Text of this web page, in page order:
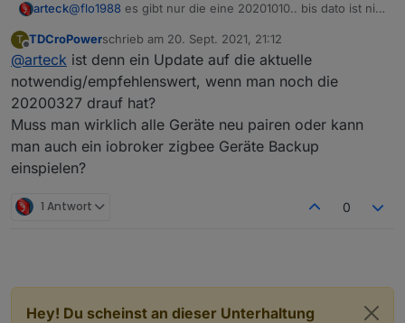
Ergo sollte die FW von Jethome-ru für den Stick von
Arteck funktionieren :man-shrugging:
Wenn ja, wäre die USB Firmware die passende?
arteck@flo1988 es gibt nur die eine 20201010.. bis dato ist nix
diese istauch wenn die alt ist aber aktuell.. und ja es ist
die USB.
T
Offline
TDCroPowerschrieb am 20. Sept. 2021, 21:12
zuletzt editiert von
@arteck ist denn ein Update auf die aktuelle
notwendig/empfehlenswert, wenn man noch die
20200327 drauf hat?
Muss man wirklich alle Geräte neu pairen oder kann
man auch ein iobroker zigbee Geräte Backup
einspielen?
1 Antwort 0
Hey! Du scheinst an dieser Unterhaltung